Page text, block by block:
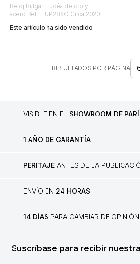
Reloj Bulgari Lucéa de oro y
acero Ref : LUP28SG Circa 2020
Este artículo ha sido vendido
RESULTADOS POR PÁGINA
VISIBLE EN EL SHOWROOM DE
1 AÑO DE GARANTÍA
PERITAJE ANTES DE LA
ENVÍO EN 24 HORAS
14 DÍAS PARA CAMBIAR DE OPINIÓN
Suscríbase para recibir